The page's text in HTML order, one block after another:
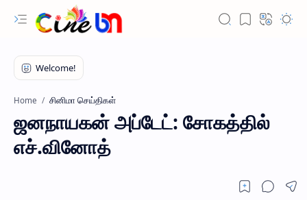
Home சினிமா செய்திகள்
ஜனநாயகன் அப்டேட்: சோகத்தில்
எச்.வினோத்